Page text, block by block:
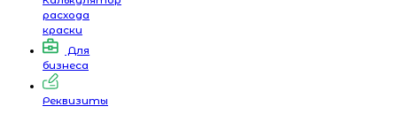
расхода
краски
Для
бизнеса
Реквизиты